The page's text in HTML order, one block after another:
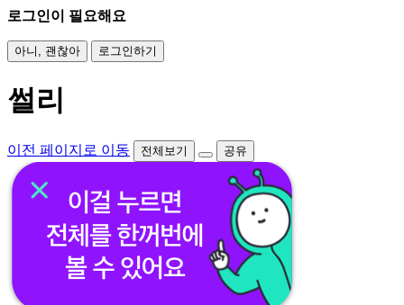
로그인이 필요해요
아니, 괜찮아 로그인하기
썰리
이전 페이지로 이동 전체보기 공유